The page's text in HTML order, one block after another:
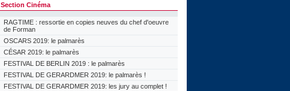
Section Cinéma
RAGTIME : ressortie en copies neuves du chef d'oeuvre
de Forman
OSCARS 2019: le palmarès
CÉSAR 2019: le palmarès
FESTIVAL DE BERLIN 2019 : le palmarès
FESTIVAL DE GERARDMER 2019: le palmarès !
FESTIVAL DE GERARDMER 2019: les jury au complet !